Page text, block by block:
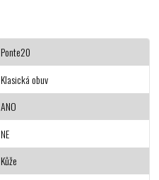
Ponte20
Klasická obuv
ANO
NE
Kůže